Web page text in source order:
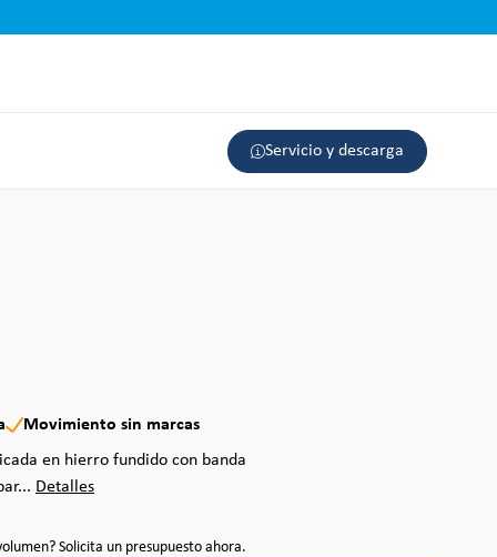
Servicio y descarga
Movimiento sin marcas
en hierro fundido con banda
Detalles
Solicita un presupuesto ahora.